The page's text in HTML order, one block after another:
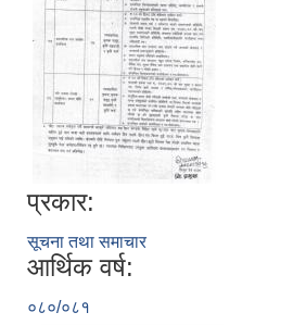
प्रकार:
सूचना तथा समाचार
आर्थिक वर्ष:
०८०/०८१